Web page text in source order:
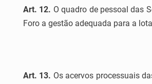
Art. 12. O quadro de pessoal das
Foro a gestão adequada para a
Art. 13. Os acervos processuais